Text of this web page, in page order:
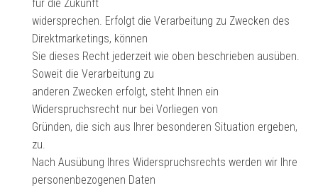
für die Zukunft
widersprechen. Erfolgt die Verarbeitung zu Zwecken des
Direktmarketings, können
Sie dieses Recht jederzeit wie oben beschrieben ausüben.
Soweit die Verarbeitung zu
anderen Zwecken erfolgt, steht Ihnen ein
Widerspruchsrecht nur bei Vorliegen von
Gründen, die sich aus Ihrer besonderen Situation ergeben,
zu.
Nach Ausübung Ihres Widerspruchsrechts werden wir Ihre
personenbezogenen Daten